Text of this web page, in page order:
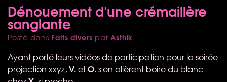
Dénouement d'une crémaillère
sanglante
Posté dans Faits divers parAsthik
Ayant porté leurs vidéos de participation pour la soirée
projection xxyz,V.etO.s'en allèrent boire du blanc